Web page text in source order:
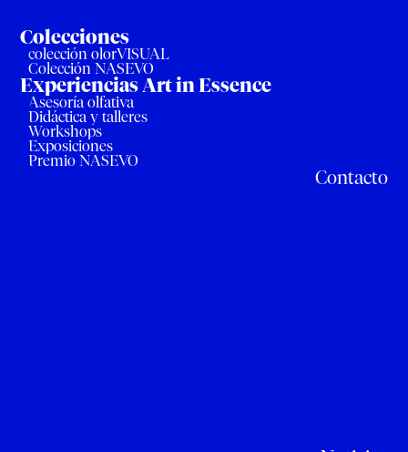
Colecciones
colección olorVISUAL
Colección NASEVO
Experiencias Art in Essence
Asesoría olfativa
Didáctica y talleres
Workshops
Exposiciones
Premio NASEVO
Contacto